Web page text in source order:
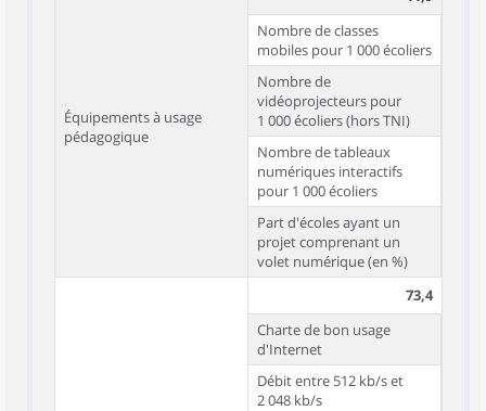
Équipements à usage
pédagogique
Nombre de classes
mobiles pour 1 000 écoliers
Nombre de
vidéoprojecteurs pour
1 000 écoliers (hors TNI)
Nombre de tableaux
numériques interactifs
pour 1 000 écoliers
Part d'écoles ayant un
projet comprenant un
volet numérique (en %)
73,4
Charte de bon usage
d'Internet
Débit entre 512 kb/s et
2 048 kb/s